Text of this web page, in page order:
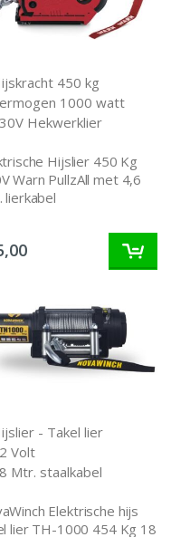
450 kg
1000 watt
Hekwerklier
Hijslier 450 Kg
Warn PullzAll met 4,6
lierkabel
- Takel lier
Volt
Mtr. staalkabel
Elektrische hijs
lier TH-1000 454 Kg 18